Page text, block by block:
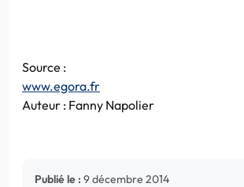
Source :
www.egora.fr
Auteur : Fanny Napolier
Publié le : 9 décembre 2014